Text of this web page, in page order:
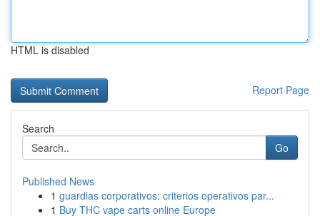
HTML is disabled
Report Page
Search
Go
Published News
1 guardias corporativos: criterios operativos par...
1 Buy THC vape carts online Europe